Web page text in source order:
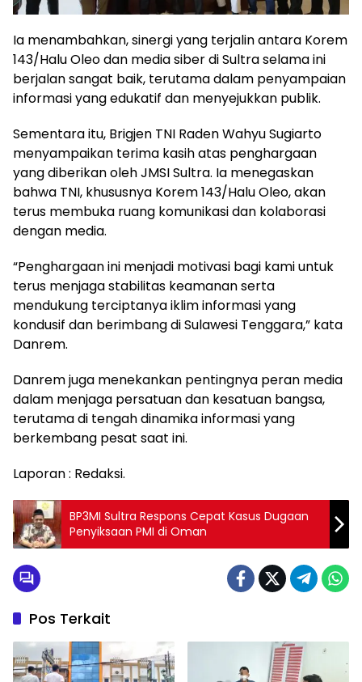
Ia menambahkan, sinergi yang terjalin antara Korem
143/Halu Oleo dan media siber di Sultra selama ini
berjalan sangat baik, terutama dalam penyampaian
informasi yang edukatif dan menyejukkan publik.
Sementara itu, Brigjen TNI Raden Wahyu Sugiarto
menyampaikan terima kasih atas penghargaan
yang diberikan oleh JMSI Sultra. Ia menegaskan
bahwa TNI, khususnya Korem 143/Halu Oleo, akan
terus membuka ruang komunikasi dan kolaborasi
dengan media.
“Penghargaan ini menjadi motivasi bagi kami untuk
terus menjaga stabilitas keamanan serta
mendukung terciptanya iklim informasi yang
kondusif dan berimbang di Sulawesi Tenggara,” kata
Danrem.
Danrem juga menekankan pentingnya peran media
dalam menjaga persatuan dan kesatuan bangsa,
terutama di tengah dinamika informasi yang
berkembang pesat saat ini.
Laporan : Redaksi.
BP3MI Sultra Respons Cepat Kasus Dugaan
Penyiksaan PMI di Oman
Pos Terkait